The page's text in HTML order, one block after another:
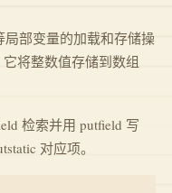
局部变量的加载和存储操
将整数值存储到数组
检索并用 putfield 写
对应项。